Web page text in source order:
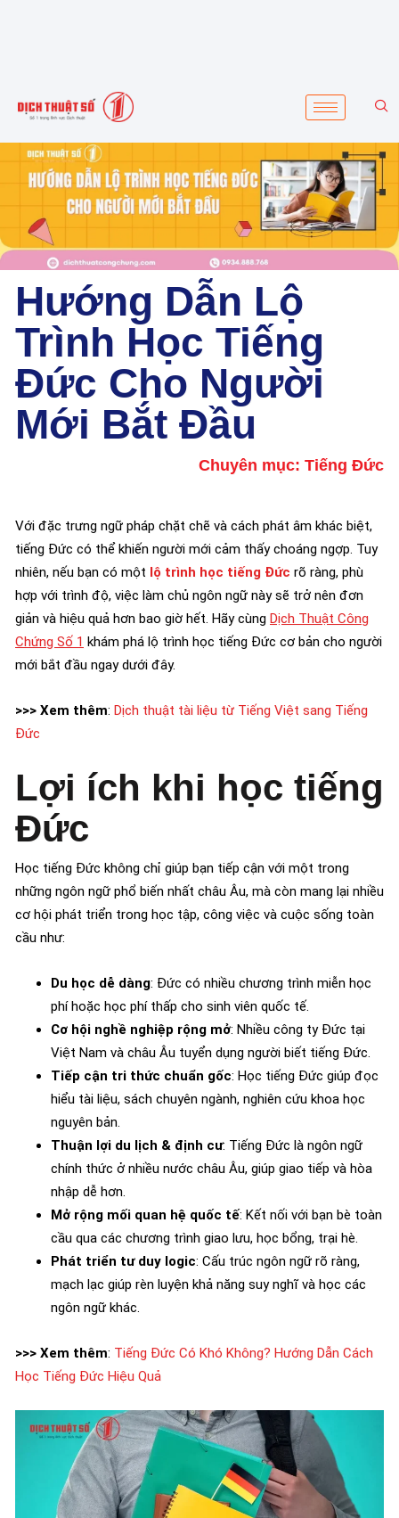
Hướng Dẫn Lộ
Trình Học Tiếng
Đức Cho Người
Mới Bắt Đầu
Chuyên mục: Tiếng Đức
Với đặc trưng ngữ pháp chặt chẽ và cách phát âm khác biệt,
tiếng Đức có thể khiến người mới cảm thấy choáng ngợp. Tuy
nhiên, nếu bạn có một lộ trình học tiếng Đức rõ ràng, phù
hợp với trình độ, việc làm chủ ngôn ngữ này sẽ trở nên đơn
giản và hiệu quả hơn bao giờ hết. Hãy cùng Dịch Thuật Công
Chứng Số 1 khám phá lộ trình học tiếng Đức cơ bản cho người
mới bắt đầu ngay dưới đây.
>>> Xem thêm: Dịch thuật tài liệu từ Tiếng Việt sang Tiếng
Đức
Lợi ích khi học tiếng
Đức
Học tiếng Đức không chỉ giúp bạn tiếp cận với một trong
những ngôn ngữ phổ biến nhất châu Âu, mà còn mang lại nhiều
cơ hội phát triển trong học tập, công việc và cuộc sống toàn
cầu như:
Du học dễ dàng: Đức có nhiều chương trình miễn học
phí hoặc học phí thấp cho sinh viên quốc tế.
Cơ hội nghề nghiệp rộng mở: Nhiều công ty Đức tại
Việt Nam và châu Âu tuyển dụng người biết tiếng Đức.
Tiếp cận tri thức chuẩn gốc: Học tiếng Đức giúp đọc
hiểu tài liệu, sách chuyên ngành, nghiên cứu khoa học
nguyên bản.
Thuận lợi du lịch & định cư: Tiếng Đức là ngôn ngữ
chính thức ở nhiều nước châu Âu, giúp giao tiếp và hòa
nhập dễ hơn.
Mở rộng mối quan hệ quốc tế: Kết nối với bạn bè toàn
cầu qua các chương trình giao lưu, học bổng, trại hè.
Phát triển tư duy logic: Cấu trúc ngôn ngữ rõ ràng,
mạch lạc giúp rèn luyện khả năng suy nghĩ và học các
ngôn ngữ khác.
>>> Xem thêm: Tiếng Đức Có Khó Không? Hướng Dẫn Cách
Học Tiếng Đức Hiệu Quả